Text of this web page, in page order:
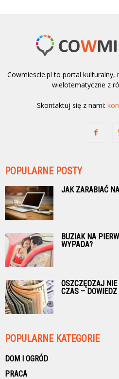
Cowmiescie.pl to portal kulturalny,
wielotematyczne z
Skontaktuj się z nami:
POPULARNE POSTY
JAK ZARABIAĆ
BUZIAK NA
WYPADA?
OSZCZĘDZAJ NIE
CZAS – DOWIEDZ
POPULARNE KATEGORIE
DOM I OGRÓD
PRACA